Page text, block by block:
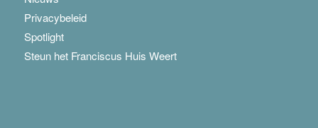
Privacybeleid
Spotlight
Steun het Franciscus Huis Weert